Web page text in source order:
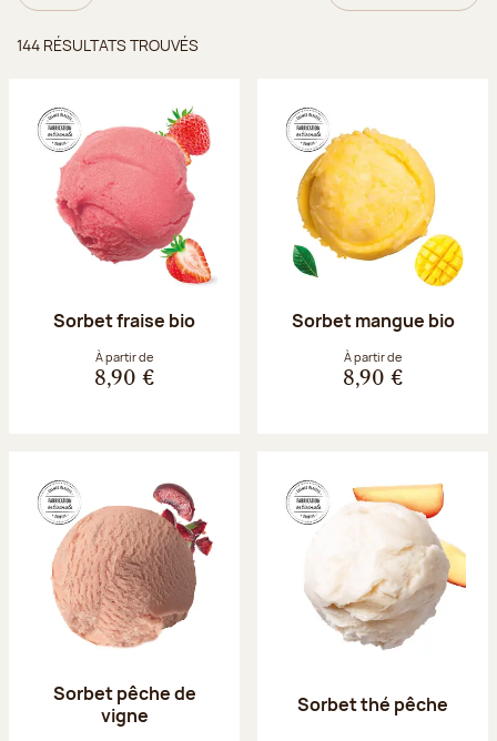
144 RÉSULTATS TROUVÉS
Sorbet fraise bio
À partir de
8,90 €
Sorbet mangue bio
À partir de
8,90 €
Sorbet pêche de
vigne
Sorbet thé pêche